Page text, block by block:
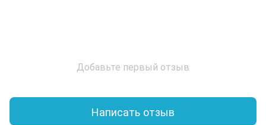
Добавьте первый отзыв
Написать отзыв